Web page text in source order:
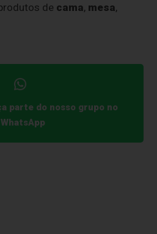
de cama, mesa,
parte do nosso grupo no
WhatsApp